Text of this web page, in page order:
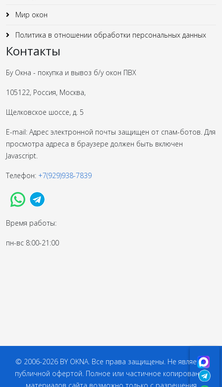
Мир окон
Политика в отношении обработки персональных данных
Контакты
Бу Окна - покупка и вывоз б/у окон ПВХ
105122, Россия, Москва,
Щелковское шоссе, д. 5
E-mail: Адрес электронной почты защищен от спам-ботов. Для
просмотра адреса в браузере должен быть включен
Javascript.
Телефон: +7(929)938-7839
Время работы:
пн-вс 8:00-21:00
© 2006-2026 BY OKNA. Все права защищены. Не является
публичной офертой. Полное или частичное копирование